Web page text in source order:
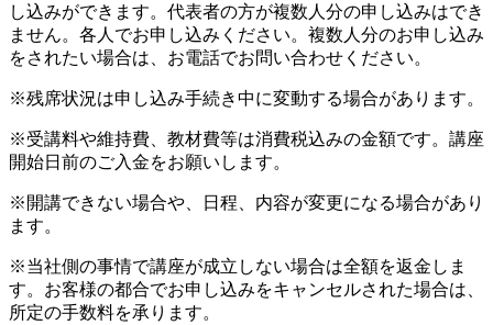
し込みができます。代表者の方が複数人分の申し込みはでき
ません。各人でお申し込みください。複数人分のお申し込み
をされたい場合は、お電話でお問い合わせください。
※残席状況は申し込み手続き中に変動する場合があります。
※受講料や維持費、教材費等は消費税込みの金額です。講座
開始日前のご入金をお願いします。
※開講できない場合や、日程、内容が変更になる場合があり
ます。
※当社側の事情で講座が成立しない場合は全額を返金しま
す。お客様の都合でお申し込みをキャンセルされた場合は、
所定の手数料を承ります。